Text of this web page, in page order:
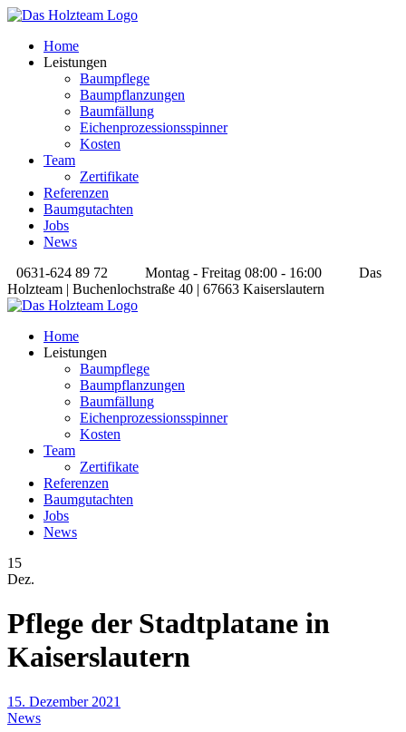
Home
Leistungen
Baumpflege
Baumpflanzungen
Baumfällung
Eichenprozessionsspinner
Kosten
Team
Zertifikate
Referenzen
Baumgutachten
Jobs
News
0631-624 89 72
Montag - Freitag 08:00 - 16:00
Das
Holzteam | Buchenlochstraße 40 | 67663 Kaiserslautern
Home
Leistungen
Baumpflege
Baumpflanzungen
Baumfällung
Eichenprozessionsspinner
Kosten
Team
Zertifikate
Referenzen
Baumgutachten
Jobs
News
15
Dez.
Pflege der Stadtplatane in
Kaiserslautern
15. Dezember 2021
News